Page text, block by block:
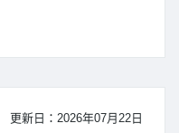
更新日：2026年07月22日